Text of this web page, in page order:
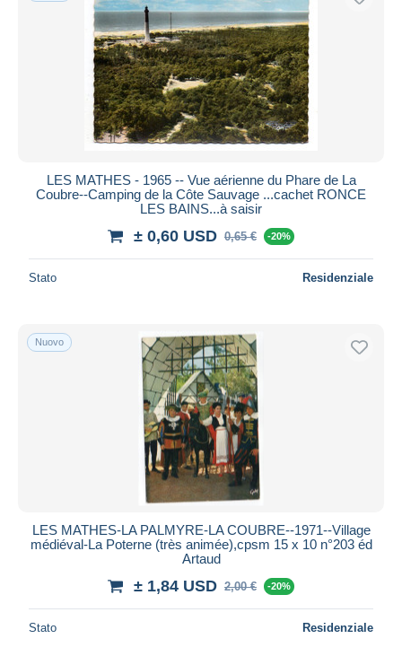
LES MATHES - 1965 -- Vue aérienne du Phare de La
Coubre--Camping de la Côte Sauvage ...cachet RONCE
LES BAINS...à saisir
± 0,60 USD 0,65 € -20%
Stato Residenziale
Nuovo
LES MATHES-LA PALMYRE-LA COUBRE--1971--Village
médiéval-La Poterne (très animée),cpsm 15 x 10 n°203 éd
Artaud
± 1,84 USD 2,00 € -20%
Stato Residenziale